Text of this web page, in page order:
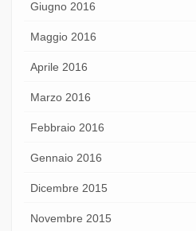
Giugno 2016
Maggio 2016
Aprile 2016
Marzo 2016
Febbraio 2016
Gennaio 2016
Dicembre 2015
Novembre 2015